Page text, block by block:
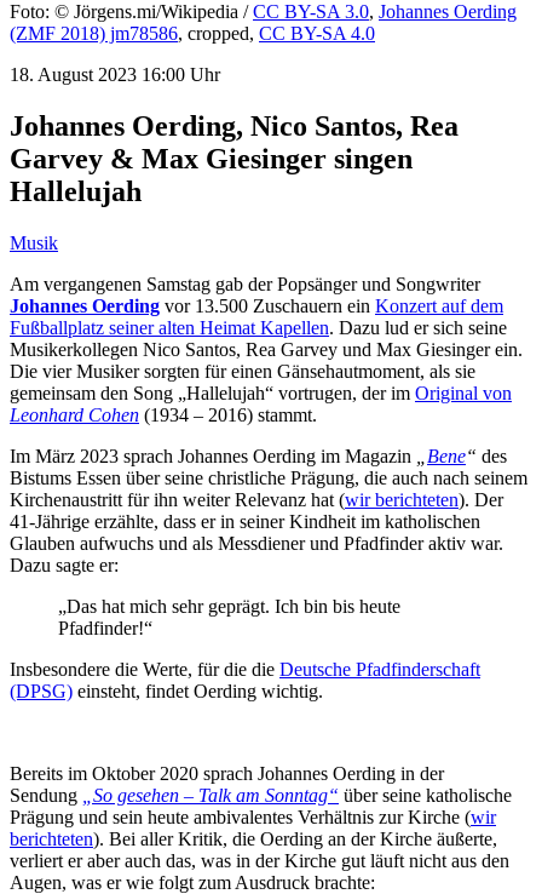
Foto: © Jörgens.mi/Wikipedia /CC BY-SA 3.0, Johannes Oerding
(ZMF 2018) jm78586, cropped, CC BY-SA 4.0
18. August 2023 16:00 Uhr
Johannes Oerding, Nico Santos, Rea
Garvey & Max Giesinger singen
Hallelujah
Musik
Am vergangenen Samstag gab der Popsänger und Songwriter
Johannes Oerding vor 13.500 Zuschauern ein Konzert auf dem
Fußballplatz seiner alten Heimat Kapellen. Dazu lud er sich seine
Musikerkollegen Nico Santos, Rea Garvey und Max Giesinger ein.
Die vier Musiker sorgten für einen Gänsehautmoment, als sie
gemeinsam den Song „Hallelujah“ vortrugen, der im Original von
Leonhard Cohen (1934 – 2016) stammt.
Im März 2023 sprach Johannes Oerding im Magazin
Bene“ des
Bistums Essen über seine christliche Prägung, die auch nach seinem
Kirchenaustritt für ihn weiter Relevanz hat (wir berichteten). Der
41-Jährige erzählte, dass er in seiner Kindheit im katholischen
Glauben aufwuchs und als Messdiener und Pfadfinder aktiv war.
Dazu sagte er:
„Das hat mich sehr geprägt. Ich bin bis heute
Pfadfinder!“
Insbesondere die Werte, für die die Deutsche Pfadfinderschaft
(DPSG) einsteht, findet Oerding wichtig.
Bereits im Oktober 2020 sprach Johannes Oerding in der
Sendung
„So gesehen – Talk am Sonntag“ über seine katholische
Prägung und sein heute ambivalentes Verhältnis zur Kirche (wir
berichteten). Bei aller Kritik, die Oerding an der Kirche äußerte,
verliert er aber auch das, was in der Kirche gut läuft nicht aus den
Augen, was er wie folgt zum Ausdruck brachte: